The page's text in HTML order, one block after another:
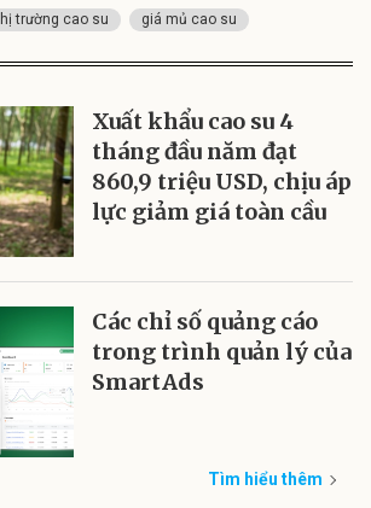
trường cao su giá mủ cao su
Xuất khẩu cao su 4
tháng đầu năm đạt
860,9 triệu USD, chịu áp
lực giảm giá toàn cầu
Các chỉ số quảng cáo
trong trình quản lý của
SmartAds
Tìm hiểu thêm